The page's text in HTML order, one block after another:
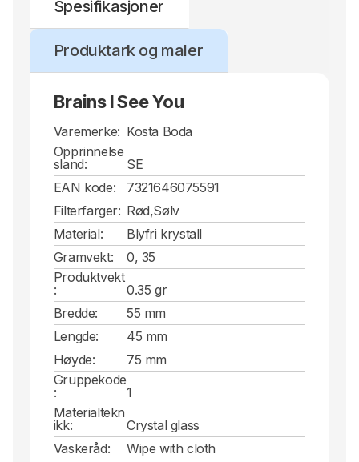
Spesifikasjoner
Produktark og maler
Brains I See You
Varemerke: Kosta Boda
Opprinnelse
sland:
SE
EAN kode:
7321646075591
Filterfarger: Rød,Sølv
Material:
Blyfri krystall
Gramvekt:
0, 35
Produktvekt
:
0.35 gr
Bredde:
55 mm
Lengde:
45 mm
Høyde:
75 mm
Gruppekode
:
1
Materialtekn
ikk:
Crystal glass
Vaskeråd:
Wipe with cloth